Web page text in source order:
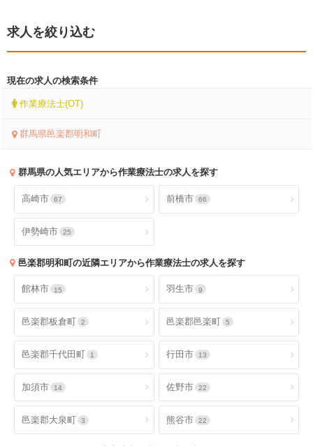
求人を絞り込む
現在の求人の検索条件
作業療法士(OT)
群馬県邑楽郡明和町
群馬県の人気エリアから作業療法士の求人を探す
高崎市 67 前橋市 66
伊勢崎市 25
邑楽郡明和町の近隣エリアから作業療法士の求人を探す
館林市 15 羽生市 9
邑楽郡板倉町 2 邑楽郡邑楽町 5
邑楽郡千代田町 1 行田市 13
加須市 14 佐野市 22
邑楽郡大泉町 3 熊谷市 22